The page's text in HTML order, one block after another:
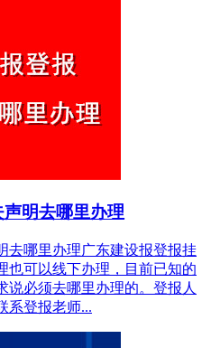
明去哪里办理
去哪里办理广东建设报登报挂
也可以线下办理，目前已知的
说必须去哪里办理的。登报人
系登报老师...